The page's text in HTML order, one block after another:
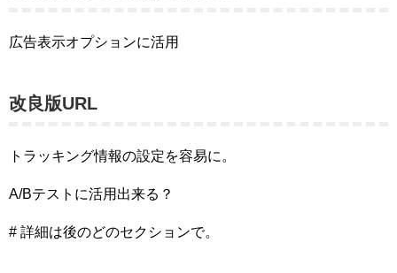
広告表示オプションに活用
改良版URL
トラッキング情報の設定を容易に。
A/Bテストに活用出来る？
# 詳細は後のどのセクションで。